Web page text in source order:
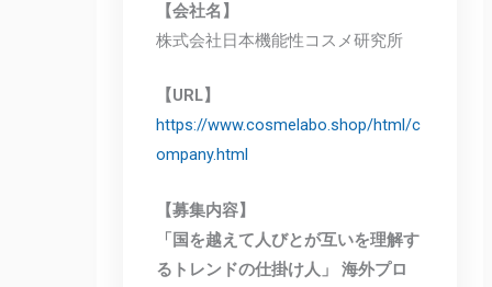
【会社名】
株式会社日本機能性コスメ研究所
【URL】
https://www.cosmelabo.shop/html/c
ompany.html
【募集内容】
「国を越えて人びとが互いを理解す
るトレンドの仕掛け人」 海外プロ